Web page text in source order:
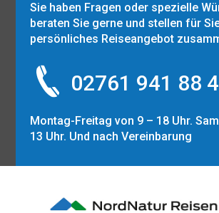
Sie haben Fragen oder spezielle
beraten Sie gerne und stellen für
persönliches Reiseangebot
02761 941 88
Montag-Freitag von 9 – 18 Uhr.
13 Uhr. Und nach Vereinbarung